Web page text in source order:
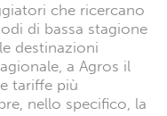
che ricercano
di bassa stagione
destinazioni
a Agros il
tariffe più
nello specifico, la